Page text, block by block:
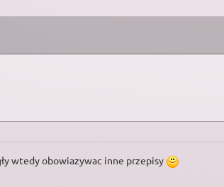
wtedy obowiazywac inne przepisy